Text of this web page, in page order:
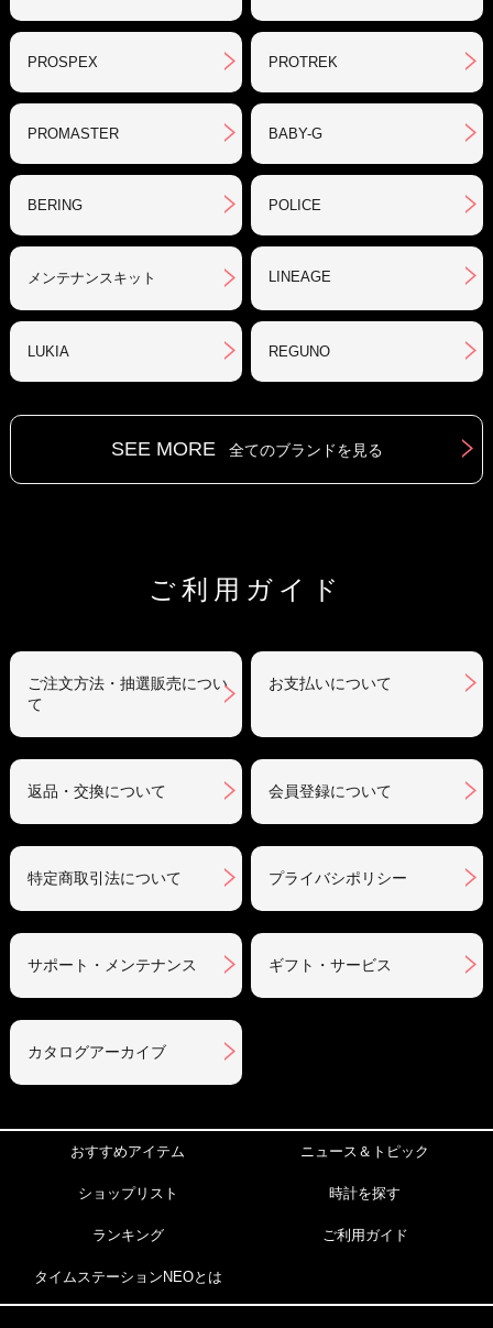
PROSPEX PROTREK
PROMASTER BABY-G
BERING POLICE
メンテナンスキット LINEAGE
LUKIA REGUNO
SEE MORE 全てのブランドを見る
ご利用ガイド
ご注文方法・抽選販売につい
て
お支払いについて
返品・交換について 会員登録について
特定商取引法について プライバシポリシー
サポート・メンテナンス ギフト・サービス
カタログアーカイブ
おすすめアイテム ニュース＆トピック
ショップリスト 時計を探す
ランキング ご利用ガイド
タイムステーションNEOとは